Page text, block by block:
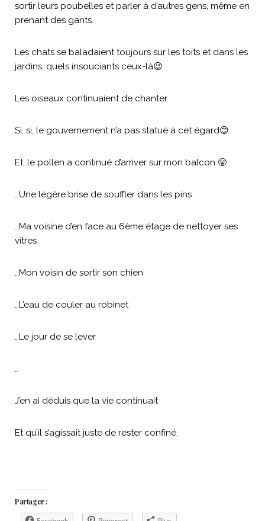
sortir leurs poubelles et parler à d’autres gens, même en
prenant des gants.
Les chats se baladaient toujours sur les toits et dans les
jardins, quels insouciants ceux-là😉
Les oiseaux continuaient de chanter
Si, si, le gouvernement n’a pas statué à cet égard😊
Et…le pollen a continué d’arriver sur mon balcon 😤
…Une légère brise de souffler dans les pins
…Ma voisine d’en face au 6ème étage de nettoyer ses
vitres
…Mon voisin de sortir son chien
…L’eau de couler au robinet
…Le jour de se lever
…
J’en ai déduis que la vie continuait
Et qu’il s’agissait juste de rester confiné.
Partager :